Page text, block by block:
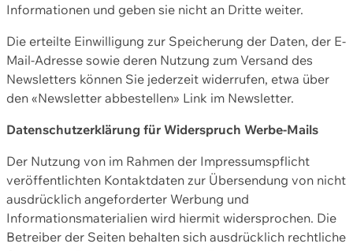
Informationen und geben sie nicht an Dritte weiter.
Die erteilte Einwilligung zur Speicherung der Daten, der E-
Mail-Adresse sowie deren Nutzung zum Versand des
Newsletters können Sie jederzeit widerrufen, etwa über
den «Newsletter abbestellen» Link im Newsletter.
Datenschutzerklärung für Widerspruch Werbe-Mails
Der Nutzung von im Rahmen der Impressumspflicht
veröffentlichten Kontaktdaten zur Übersendung von nicht
ausdrücklich angeforderter Werbung und
Informationsmaterialien wird hiermit widersprochen. Die
Betreiber der Seiten behalten sich ausdrücklich rechtliche